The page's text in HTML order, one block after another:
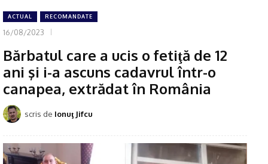
ACTUAL RECOMANDATE
16/08/2023
Bărbatul care a ucis o fetiţă de 12
ani şi i-a ascuns cadavrul într-o
canapea, extrădat în România
scris de Ionuţ Jifcu